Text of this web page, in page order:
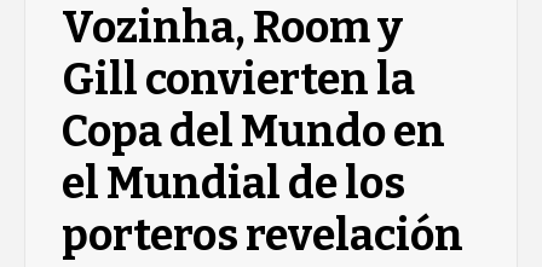
Vozinha, Room y
Gill convierten la
Copa del Mundo en
el Mundial de los
porteros revelación